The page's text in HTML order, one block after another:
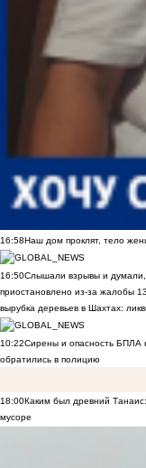
16:58Наш дом проклят, тело
16:50Слышали взрывы и думали,
приостановлено из-за жалобы
вырубка деревьев в Шахтах:
10:22Сирены и опасность БПЛА
обратились в полицию
18:00Каким был древний
мусоре